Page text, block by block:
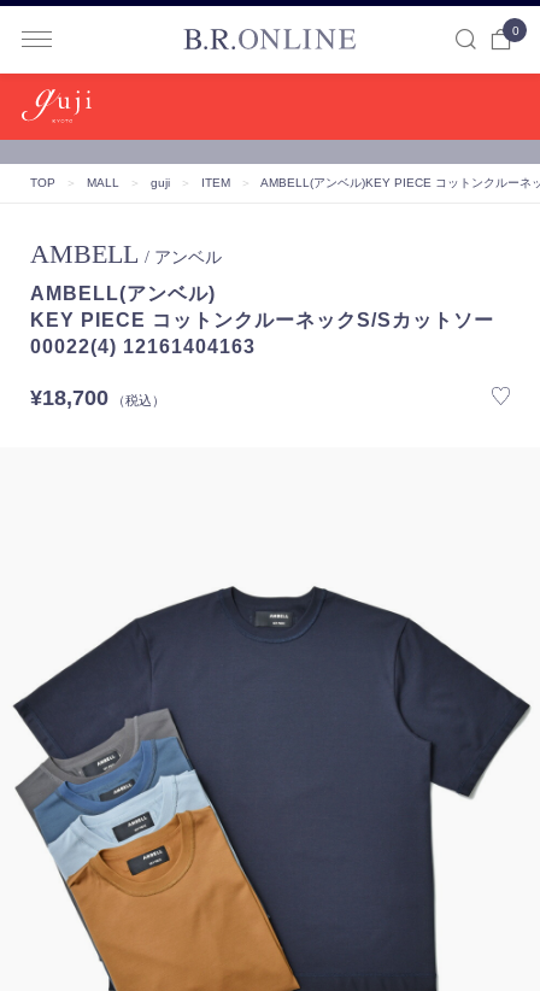
0
TOP ＞ MALL ＞ guji ＞ ITEM ＞ AMBELL(アンベル)KEY PIECE コットンクルーネ
AMBELL / アンベル
AMBELL(アンベル)
KEY PIECE コットンクルーネックS/Sカットソー
00022(4) 12161404163
¥18,700（税込）